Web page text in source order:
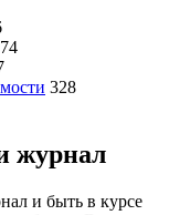
74
328
журнал
и быть в курсе